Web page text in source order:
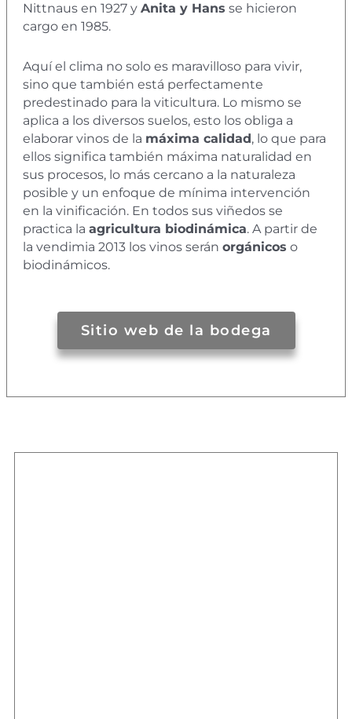
Nittnaus en 1927 y Anita y Hans se hicieron
cargo en 1985.
Aquí el clima no solo es maravilloso para vivir,
sino que también está perfectamente
predestinado para la viticultura. Lo mismo se
aplica a los diversos suelos, esto los obliga a
elaborar vinos de la máxima calidad , lo que para
ellos significa también máxima naturalidad en
sus procesos, lo más cercano a la naturaleza
posible y un enfoque de mínima intervención
en la vinificación. En todos sus viñedos se
practica la agricultura biodinámica. A partir de
la vendimia 2013 los vinos serán orgánicos o
biodinámicos.
Sitio web de la bodega